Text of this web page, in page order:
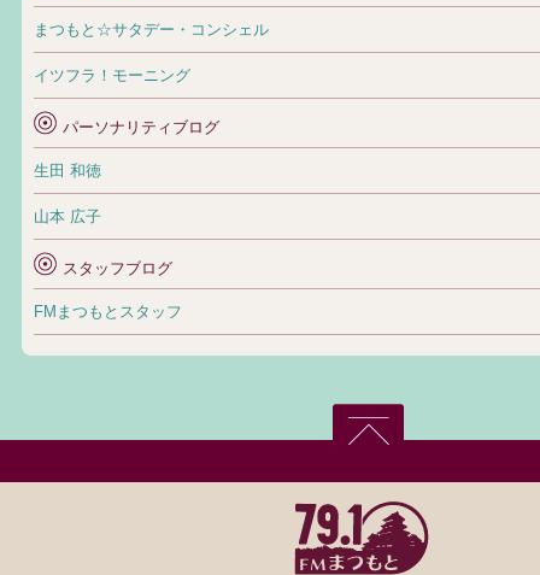
まつもと☆サタデー・コンシェル
イツフラ！モーニング
パーソナリティブログ
生田 和徳
山本 広子
スタッフブログ
FMまつもとスタッフ